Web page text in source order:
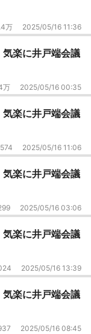
万 2025/05/16 11:36
楽に井戸端会議
万 2025/05/16 00:35
楽に井戸端会議
2025/05/16 11:06
楽に井戸端会議
2025/05/16 03:06
楽に井戸端会議
2025/05/16 13:39
楽に井戸端会議
2025/05/16 08:45